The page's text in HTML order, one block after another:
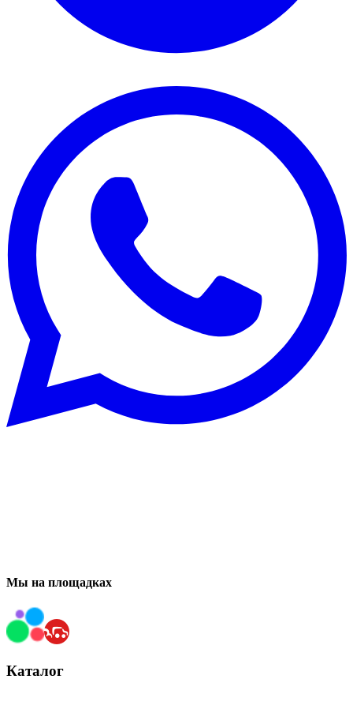
Мы на площадках
Каталог